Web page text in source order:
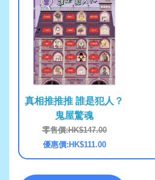
真相推推推 誰是犯人？
鬼屋驚魂
零售價:HK$147.00
優惠價:HK$111.00